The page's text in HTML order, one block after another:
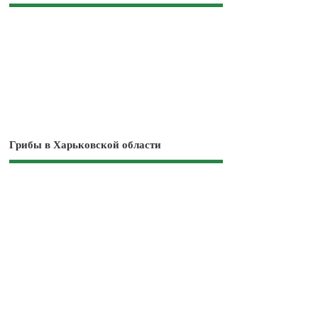
Грибы в Харьковской области